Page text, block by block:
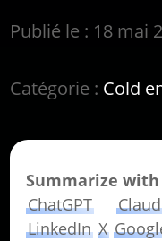
Publié le : 18 mai
Catégorie : Cold
Summarize with
ChatGPT
LinkedIn X